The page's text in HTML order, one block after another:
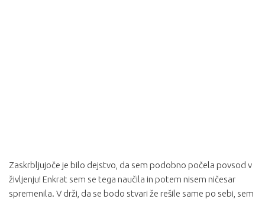
Zaskrbljujoče je bilo dejstvo, da sem podobno počela povsod v
življenju! Enkrat sem se tega naučila in potem nisem ničesar
spremenila. V drži, da se bodo stvari že rešile same po sebi, sem